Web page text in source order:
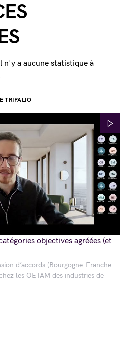
d’accords (Bourgogne-Franche-
les OETAM des industries de
n'y a aucune statistique à
TRIPALIO
objectives agréées (et